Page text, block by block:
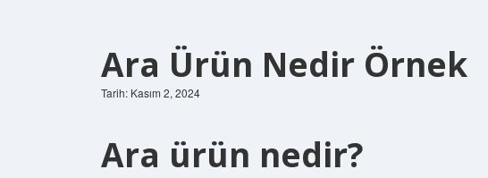
Ara Ürün Nedir Örnek
Tarih: Kasım 2, 2024
Ara ürün nedir?